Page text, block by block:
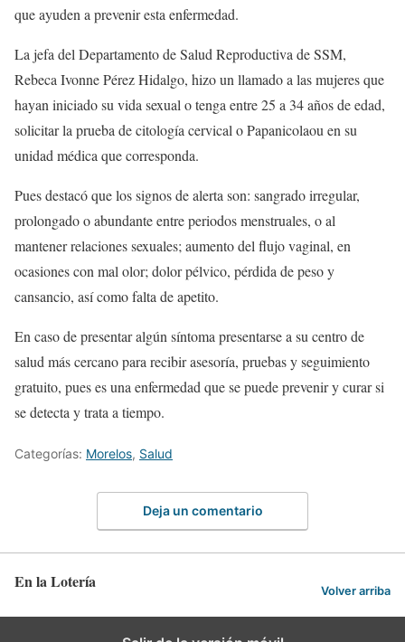
que ayuden a prevenir esta enfermedad.
La jefa del Departamento de Salud Reproductiva de SSM,
Rebeca Ivonne Pérez Hidalgo, hizo un llamado a las mujeres que
hayan iniciado su vida sexual o tenga entre 25 a 34 años de edad,
solicitar la prueba de citología cervical o Papanicolaou en su
unidad médica que corresponda.
Pues destacó que los signos de alerta son: sangrado irregular,
prolongado o abundante entre periodos menstruales, o al
mantener relaciones sexuales; aumento del flujo vaginal, en
ocasiones con mal olor; dolor pélvico, pérdida de peso y
cansancio, así como falta de apetito.
En caso de presentar algún síntoma presentarse a su centro de
salud más cercano para recibir asesoría, pruebas y seguimiento
gratuito, pues es una enfermedad que se puede prevenir y curar si
se detecta y trata a tiempo.
Categorías: Morelos, Salud
Deja un comentario
En la Lotería Volver arriba